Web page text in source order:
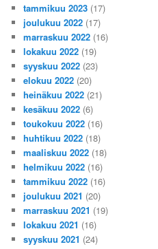
tammikuu 2023 (17)
joulukuu 2022 (17)
marraskuu 2022 (16)
lokakuu 2022 (19)
syyskuu 2022 (23)
elokuu 2022 (20)
heinäkuu 2022 (21)
kesäkuu 2022 (6)
toukokuu 2022 (16)
huhtikuu 2022 (18)
maaliskuu 2022 (18)
helmikuu 2022 (16)
tammikuu 2022 (16)
joulukuu 2021 (20)
marraskuu 2021 (19)
lokakuu 2021 (16)
syyskuu 2021 (24)